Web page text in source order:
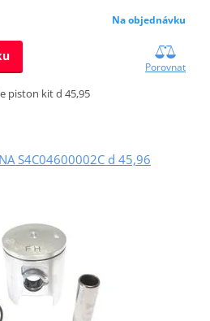
Na objednávku
Porovnat
piston kit d 45,95
S4C04600002C d 45,96